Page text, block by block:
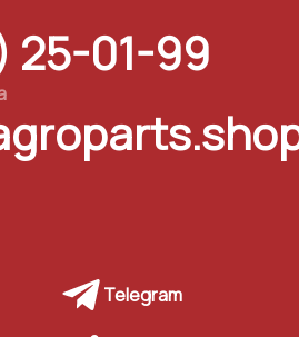
25-01-99
Telegram